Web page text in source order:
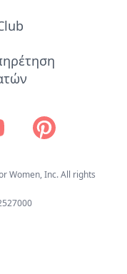
Pinterest
Women, Inc. All rights